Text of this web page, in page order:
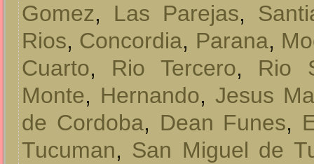
Gomez, Las Parejas,
Rios, Concordia, Parana,
Cuarto, Rio Tercero, Rio
Monte, Hernando, Jesus
de Cordoba, Dean Funes,
Tucuman, San Miguel de